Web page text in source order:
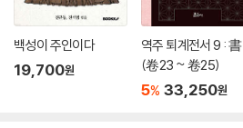
백성이 주인이다
19,700원
역주 퇴계전서 9 : 書
(卷23 ~ 卷25)
5% 33,250원